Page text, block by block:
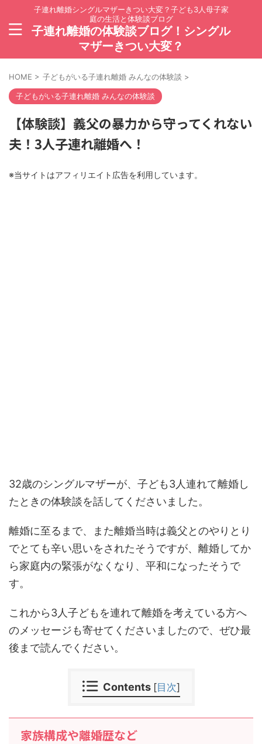
子連れ離婚シングルマザーきつい大変？子ども3人母子家
庭の生活と体験談ブログ
子連れ離婚の体験談ブログ！シングル
マザーきつい大変？
HOME > 子どもがいる子連れ離婚 みんなの体験談 >
子どもがいる子連れ離婚 みんなの体験談
【体験談】義父の暴力から守ってくれない
夫！3人子連れ離婚へ！
※当サイトはアフィリエイト広告を利用しています。
32歳のシングルマザーが、子ども3人連れて離婚し
たときの体験談を話してくださいました。
離婚に至るまで、また離婚当時は義父とのやりとり
でとても辛い思いをされたそうですが、離婚してか
ら家庭内の緊張がなくなり、平和になったそうで
す。
これから3人子どもを連れて離婚を考えている方へ
のメッセージも寄せてくださいましたので、ぜひ最
後まで読んでください。
Contents [目次]
家族構成や離婚歴など